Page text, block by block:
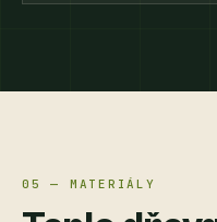
05 — MATERIÁLY